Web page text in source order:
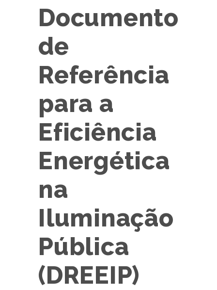
Documento
de
Referência
para a
Eficiência
Energética
na
Iluminação
Pública
(DREEIP)